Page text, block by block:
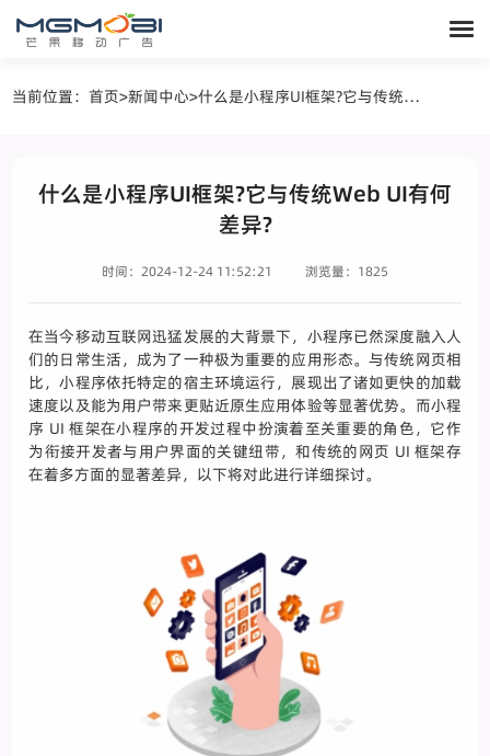
当前位置：首页>新闻中心> 什么是小程序UI框架?它与传统Web UI有何差异?
什么是小程序UI框架?它与传统Web UI有何
差异?
时间：2024-12-24 11:52:21 浏览量：1825
在当今移动互联网迅猛发展的大背景下，小程序已然深度融入人
们的日常生活，成为了一种极为重要的应用形态。与传统网页相
比，小程序依托特定的宿主环境运行，展现出了诸如更快的加载
速度以及能为用户带来更贴近原生应用体验等显著优势。而小程
序 UI 框架在小程序的开发过程中扮演着至关重要的角色，它作
为衔接开发者与用户界面的关键纽带，和传统的网页 UI 框架存
在着多方面的显著差异，以下将对此进行详细探讨。